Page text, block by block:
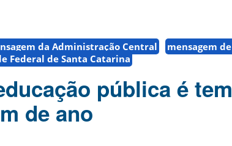
da Administração Central
mensagem
Federal de Santa Catarina
pública é
de ano